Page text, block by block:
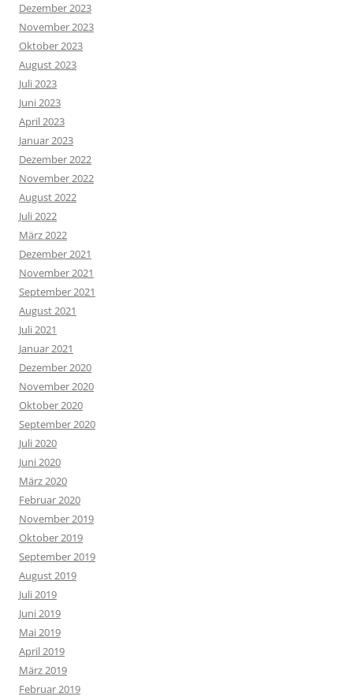
Dezember 2023
November 2023
Oktober 2023
August 2023
Juli 2023
Juni 2023
April 2023
Januar 2023
Dezember 2022
November 2022
August 2022
Juli 2022
März 2022
Dezember 2021
November 2021
September 2021
August 2021
Juli 2021
Januar 2021
Dezember 2020
November 2020
Oktober 2020
September 2020
Juli 2020
Juni 2020
März 2020
Februar 2020
November 2019
Oktober 2019
September 2019
August 2019
Juli 2019
Juni 2019
Mai 2019
April 2019
März 2019
Februar 2019